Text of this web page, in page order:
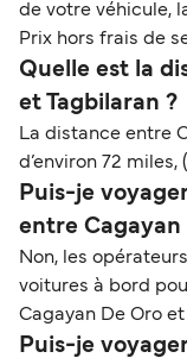
de votre véhicule,
Prix hors frais de
Quelle est la
et Tagbilaran ?
La distance entre
d’environ 72 miles,
Puis-je
entre Cagayan
Non, les
voitures à bord
Cagayan De Oro
Puis-je